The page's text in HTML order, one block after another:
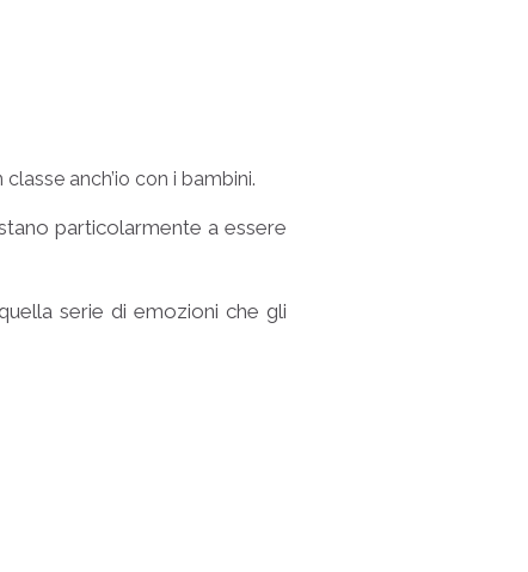
anch’io con i bambini.
particolarmente a essere
serie di emozioni che gli